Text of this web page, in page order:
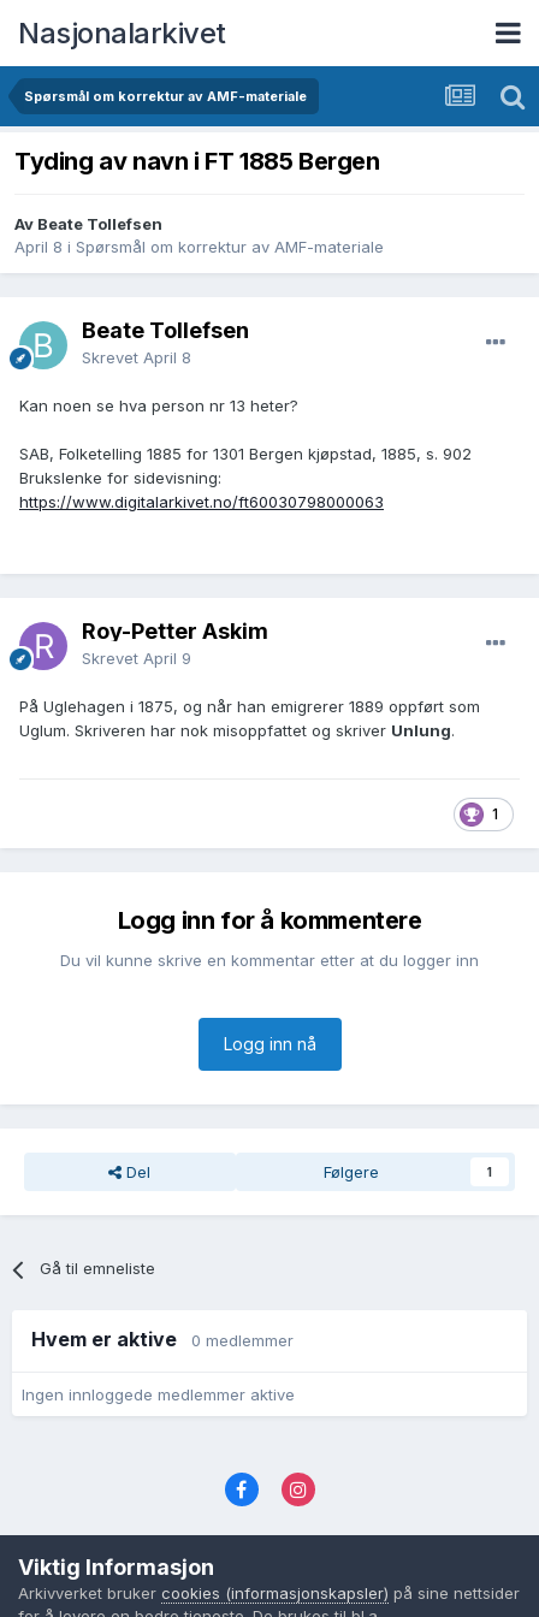
Nasjonalarkivet
Spørsmål om korrektur av AMF-materiale
Tyding av navn i FT 1885 Bergen
Av Beate Tollefsen
April 8 i Spørsmål om korrektur av AMF-materiale
Beate Tollefsen
Skrevet April 8
Kan noen se hva person nr 13 heter?
SAB, Folketelling 1885 for 1301 Bergen kjøpstad, 1885, s. 902
Brukslenke for sidevisning:
https://www.digitalarkivet.no/ft60030798000063
Roy-Petter Askim
Skrevet April 9
På Uglehagen i 1875, og når han emigrerer 1889 oppført som
Uglum. Skriveren har nok misoppfattet og skriver Unlung.
1
Logg inn for å kommentere
Du vil kunne skrive en kommentar etter at du logger inn
Logg inn nå
Del Følgere 1
Gå til emneliste
Hvem er aktive 0 medlemmer
Ingen innloggede medlemmer aktive
Cookies (informasjonskapsler)
Powered by Invision Community
Viktig Informasjon
Arkivverket bruker cookies (informasjonskapsler) på sine nettsider